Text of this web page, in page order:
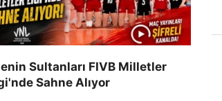
Sultanları FIVB Milletler
Sahne Alıyor